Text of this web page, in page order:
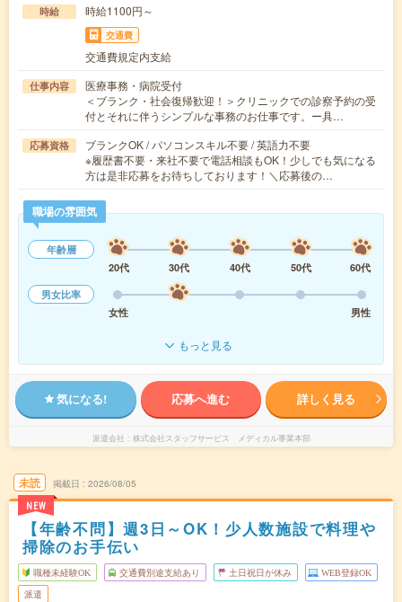
時給 時給1100円～
交通費
交通費規定内支給
仕事内容
医療事務・病院受付
＜ブランク・社会復帰歓迎！＞クリニックでの診察予約の受
付とそれに伴うシンプルな事務のお仕事です。ー具…
応募資格
ブランクOK / パソコンスキル不要 / 英語力不要
※履歴書不要・来社不要で電話相談もOK！少しでも気になる
方は是非応募をお待ちしております！＼応募後の…
職場の雰囲気
年齢層
20代
30代 40代 50代
60代
男女比率
女性
男性
もっと見る
気になる! 応募へ進む 詳しく見る
派遣会社 株式会社スタッフサービス メディカル事業本部
未読
NEW
掲載日 2026/08/05
【年齢不問】週3日～OK！少人数施設で料理や
掃除のお手伝い
職種未経験OK 交通費別途支給あり 土日祝日が休み WEB登録OK
派遣